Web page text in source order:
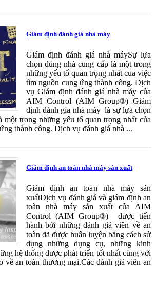
Giám định đánh giá nhà máy
Giám định đánh giá nhà máySự lựa
chọn đúng nhà cung cấp là một trong
những yếu tố quan trọng nhất của việc
tìm nguồn cung ứng thành công. Dịch
vụ Giám định đánh giá nhà máy của
AIM Control (AIM Group®) Giám
định đánh gía nhà máy là sự lựa chọn
một trong những yếu tố quan trọng nhất của
thành công. Dịch vụ đánh giá nhà ...
Giám định an toàn nhà máy sản xuất
Giám định an toàn nhà máy sản
xuấtDịch vụ đánh giá và giám định an
toàn nhà máy sản xuất của AIM
Control (AIM Group®) được tiến
hành bởi những đánh giá viên về an
toàn đã được huấn luyện bằng cách sử
dụng những dụng cụ, những kinh
hệ thống được phát triển tốt nhất cùng với
về an toàn thương mại.Các đánh giá viên an